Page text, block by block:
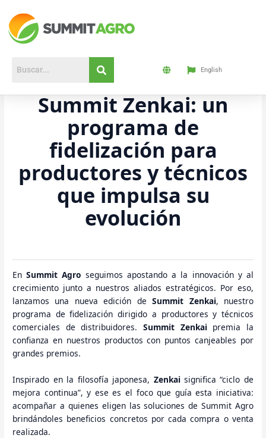
English
Summit Zenkai: un
programa de
fidelización para
productores y técnicos
que impulsa su
evolución
EnSummit Agro seguimos apostando a la innovación y al
crecimiento junto a nuestros aliados estratégicos. Por eso,
lanzamos una nueva edición deSummit Zenkai, nuestro
programa de fidelización dirigido a productores y técnicos
comerciales de distribuidores. Summit Zenkai premia la
confianza en nuestros productos con puntos canjeables por
grandes premios.
Inspirado en la filosofía japonesa, Zenkai significa “ciclo de
mejora continua”, y ese es el foco que guía esta iniciativa:
acompañar a quienes eligen las soluciones de Summit Agro
brindándoles beneficios concretos por cada compra o venta
realizada.